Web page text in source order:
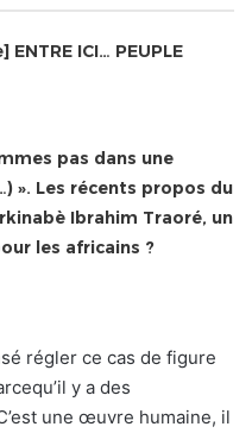
ICI… PEUPLE
pas dans une
». Les récents propos du
Ibrahim Traoré, un
les africains ?
régler ce cas de figure
y a des
une œuvre humaine, il